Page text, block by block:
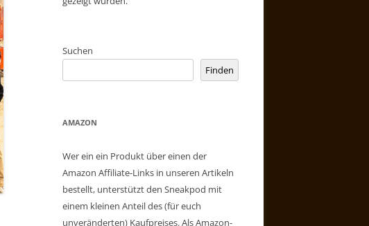
Suchen
Finden
AMAZON
Wer ein ein Produkt über einen der
Amazon Affiliate-Links in unseren Artikeln
bestellt, unterstützt den Sneakpod mit
einem kleinen Anteil des (für euch
unveränderten) Kaufpreises. Als Amazon-